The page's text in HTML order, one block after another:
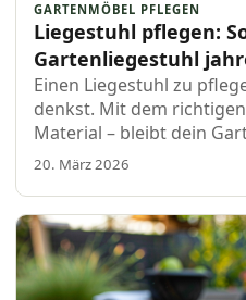
GARTENMÖBEL PFLEGEN
Liegestuhl pflegen:
Gartenliegestuhl
Einen Liegestuhl zu
denkst. Mit dem
Material – bleibt dein
Top-Zustand.
20. März 2026